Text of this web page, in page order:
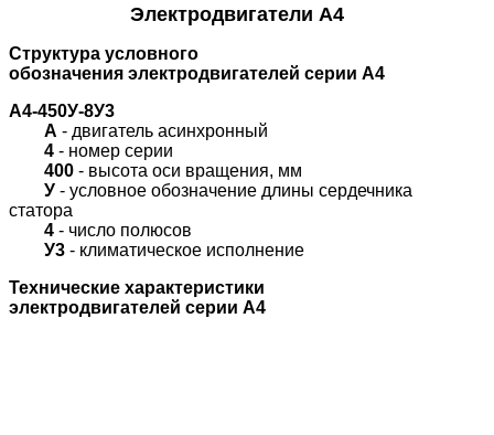
Электродвигатели А4
Структура условного
обозначения электродвигателей серии А4
А4-450У-8У3
А - двигатель асинхронный
4 - номер серии
400 - высота оси вращения, мм
У - условное обозначение длины сердечника
статора
4 - число полюсов
У3 - климатическое исполнение
Технические характеристики
электродвигателей серии А4